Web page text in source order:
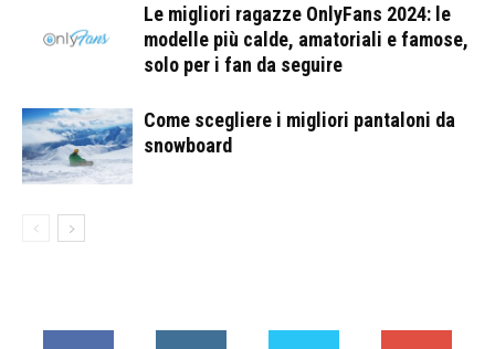
Le migliori ragazze OnlyFans 2024: le
modelle più calde, amatoriali e famose,
solo per i fan da seguire
Come scegliere i migliori pantaloni da
snowboard